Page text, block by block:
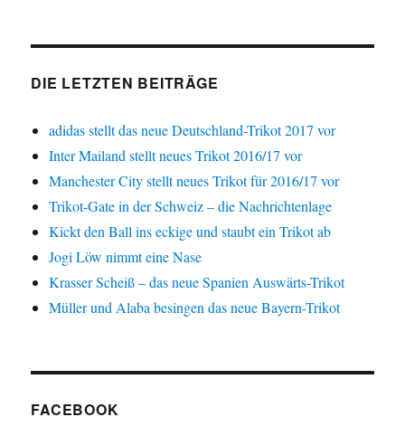
DIE LETZTEN BEITRÄGE
adidas stellt das neue Deutschland-Trikot 2017 vor
Inter Mailand stellt neues Trikot 2016/17 vor
Manchester City stellt neues Trikot für 2016/17 vor
Trikot-Gate in der Schweiz – die Nachrichtenlage
Kickt den Ball ins eckige und staubt ein Trikot ab
Jogi Löw nimmt eine Nase
Krasser Scheiß – das neue Spanien Auswärts-Trikot
Müller und Alaba besingen das neue Bayern-Trikot
FACEBOOK